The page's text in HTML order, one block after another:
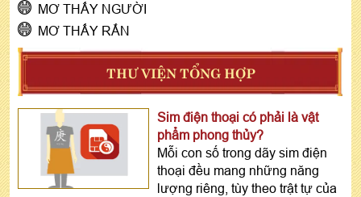
MƠ THẤY NGƯỜI
MƠ THẤY RẮN
THƯ VIỆN TỔNG HỢP
Sim điện thoại có phải là vật
phẩm phong thủy?
Mỗi con số trong dãy sim điện
thoại đều mang những năng
lượng riêng, tùy theo trật tự của